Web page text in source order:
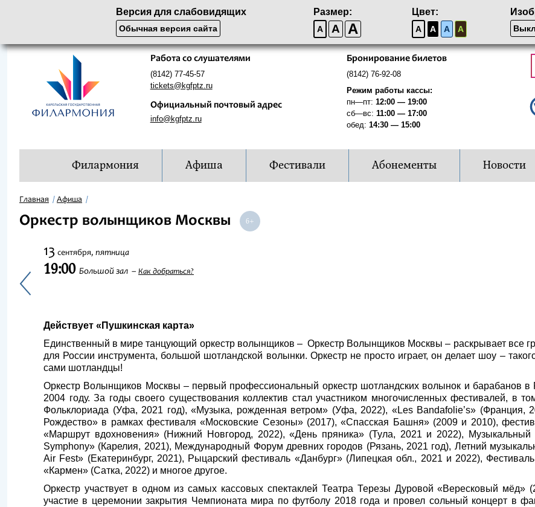
Версия для слабовидящих
Обычная версия сайта
Размер:
A A A
Цвет:
A A A A
Работа со слушателями
(8142) 77-45-57
tickets@kgfptz.ru
Официальный почтовый адрес
info@kgfptz.ru
Бронирование билетов
(8142) 76-92-08
Режим работы кассы:
пн—пт: 12:00 — 19:00
сб—вс: 11:00 — 17:00
обед: 14:30 — 15:00
Филармония Афиша Фестивали Абонементы Новости
Главная Афиша
Оркестр волынщиков Москвы
13 сентября, пятница
19:00 Большой зал Как добраться?
Действует «Пушкинская карта»
Единственный в мире танцующий оркестр волынщиков – Оркестр Волынщиков Москвы – раскрывает все
для России инструмента, большой шотландской волынки. Оркестр не просто играет, он делает шоу –
сами шотландцы!
Оркестр Волынщиков Москвы – первый профессиональный оркестр шотландских волынок и барабанов в
2004 году. За годы своего существования коллектив стал участником многочисленных фестивалей, в
Фольклориада (Уфа, 2021 год), «Музыка, рожденная ветром» (Уфа, 2022), «Les Bandafolie’s» (Франция,
Рождество» в рамках фестиваля «Московские Сезоны» (2017), «Спасская Башня» (2009 и 2010),
«Маршрут вдохновения» (Нижний Новгород, 2022), «День пряника» (Тула, 2021 и 2022), Музыкальный
Symphony» (Карелия, 2021), Международный Форум древних городов (Рязань, 2021 год), Летний
Air Fest» (Екатеринбург, 2021), Рыцарский фестиваль «Данбург» (Липецкая обл., 2021 и 2022),
«Кармен» (Сатка, 2022) и многое другое.
Оркестр участвует в одном из самых кассовых спектаклей Театра Терезы Дуровой «Вересковый мёд»
участие в церемонии закрытия Чемпионата мира по футболу 2018 года и провел сольный концерт в